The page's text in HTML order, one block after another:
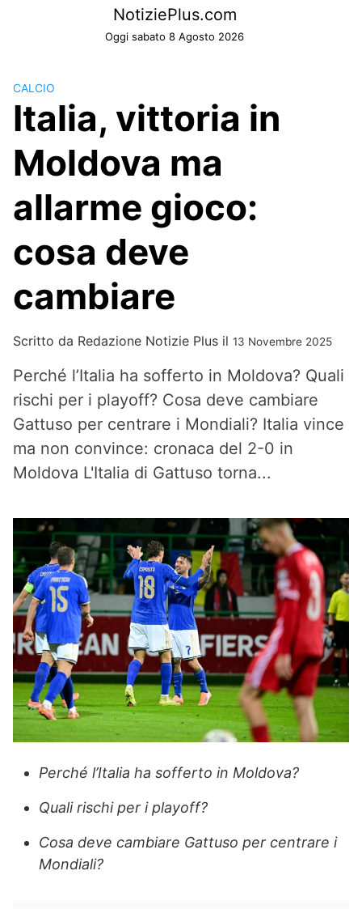
NotiziePlus.com
Oggi sabato 8 Agosto 2026
CALCIO
Italia, vittoria in
Moldova ma
allarme gioco:
cosa deve
cambiare
Scritto da Redazione Notizie Plus il 13 Novembre 2025
Perché l’Italia ha sofferto in Moldova? Quali
rischi per i playoff? Cosa deve cambiare
Gattuso per centrare i Mondiali? Italia vince
ma non convince: cronaca del 2-0 in
Moldova L'Italia di Gattuso torna...
Perché l’Italia ha sofferto in Moldova?
Quali rischi per i playoff?
Cosa deve cambiare Gattuso per centrare i
Mondiali?